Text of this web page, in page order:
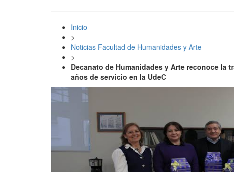
Inicio
>
Noticias Facultad de Humanidades y Arte
>
Decanato de Humanidades y Arte reconoce la
años de servicio en la UdeC